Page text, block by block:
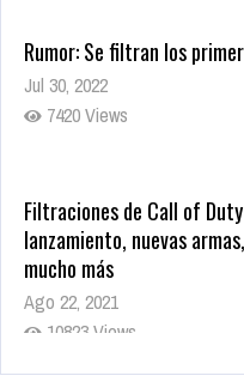
Rumor: Se filtran los
Jul 30, 2022
7420 Views
Filtraciones de Call of
lanzamiento, nuevas
mucho más
Ago 22, 2021
10823 Views
La configuración de Call